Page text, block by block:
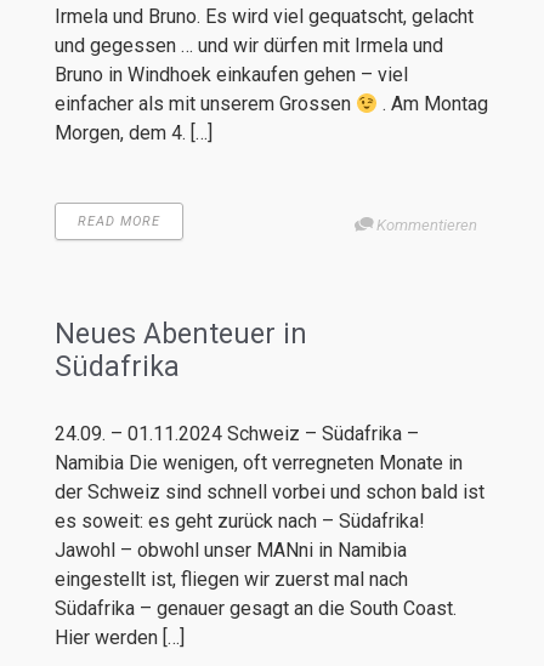
Irmela und Bruno. Es wird viel gequatscht, gelacht
und gegessen … und wir dürfen mit Irmela und
Bruno in Windhoek einkaufen gehen – viel
einfacher als mit unserem Grossen
. Am Montag
Morgen, dem 4. […]
READ MORE Kommentieren
Neues Abenteuer in
Südafrika
24.09. – 01.11.2024 Schweiz – Südafrika –
Namibia Die wenigen, oft verregneten Monate in
der Schweiz sind schnell vorbei und schon bald ist
es soweit: es geht zurück nach – Südafrika!
Jawohl – obwohl unser MANni in Namibia
eingestellt ist, fliegen wir zuerst mal nach
Südafrika – genauer gesagt an die South Coast.
Hier werden […]